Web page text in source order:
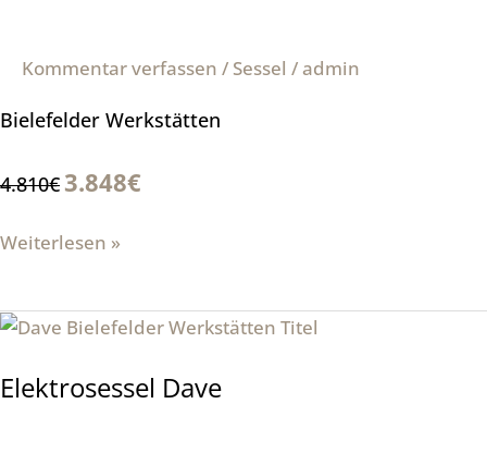
Kommentar verfassen / Sessel /admin
Bielefelder Werkstätten
4.810€ 3.848€
Weiterlesen »
Elektrosessel Dave
Elektrosessel